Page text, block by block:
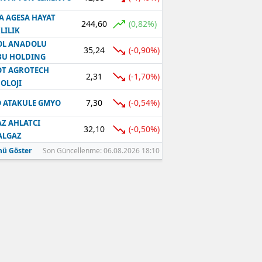
AGESA HAYAT
244,60 (0,82%)
ANADOLU
HOLDING
35,24 (-0,90%)
AGROTECH
2,31 (-1,70%)
ATAKULE GMYO 7,30 (-0,54%)
AHLATCI
32,10 (-0,50%)
Göster Son Güncellenme: 06.08.2026 18:10